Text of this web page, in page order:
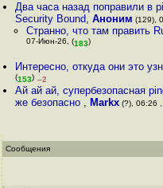
Два часа назад поправили в
Security Bound,Аноним (129),
Странно, что там править
07-Июн-26, (183)
Интересно, откуда они это
(153) –2
Ай ай ай, супербезопасная
же безопасно , Markx (?), 06:26
Сообщения